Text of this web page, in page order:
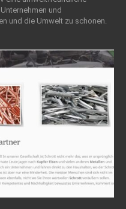
und
und die Umwelt zu schonen.